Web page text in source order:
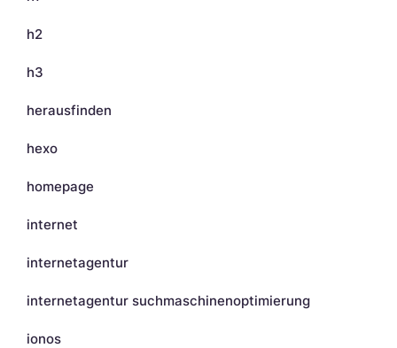
h2
h3
herausfinden
hexo
homepage
internet
internetagentur
internetagentur suchmaschinenoptimierung
ionos